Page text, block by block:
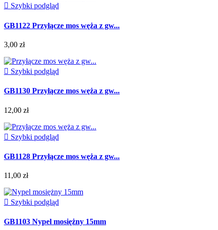
 Szybki podgląd
GB1122 Przyłącze mos węża z gw...
3,00 zł
 Szybki podgląd
GB1130 Przyłącze mos węża z gw...
12,00 zł
 Szybki podgląd
GB1128 Przyłącze mos węża z gw...
11,00 zł
 Szybki podgląd
GB1103 Nypel mosiężny 15mm